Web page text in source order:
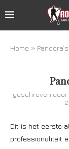
Home »
geschreven door
Dit is het eerste
professionaliteit